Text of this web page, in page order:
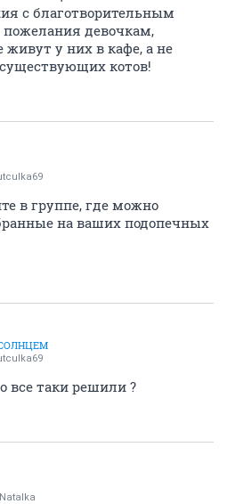
с благотворительным
девочкам,
живут у них в кафе, а не
котов!
в группе, где можно
на ваших подопечных
все таки решили ?